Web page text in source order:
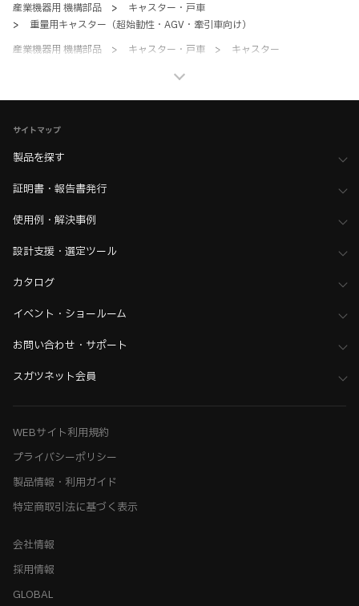
産業機器用 機構部品 >
キャスター・戸車
>
重量用キャスター（超始動性・AGV・牽引車向け）
産業機器用 機構部品
> キャスター・戸車 >
キャスター
キャスター・戸車
ホーム
> ブランド・シリーズ一覧 ／ 製品ピックアップ
> 製造・搬送ライン・ロボット周辺設備に最適な製品
サイトマップ
製品を探す
証明書・報告書発行
使用例・解決事例
設計支援・選定ツール
カタログ
イベント・ショールーム
お問い合わせ・サポート
スガツネット会員
WEBサイト利用規約
プライバシーポリシー
製品情報・利用ガイド
特定商取引法に基づく表示
会社情報
採用情報
GLOBAL